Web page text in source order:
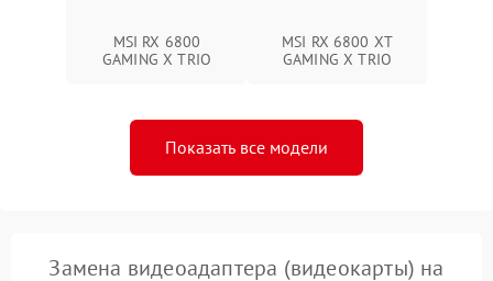
MSI RX 6800
GAMING X TRIO
MSI RX 6800 XT
GAMING X TRIO
Показать все модели
Замена видеоадаптера (видеокарты) на